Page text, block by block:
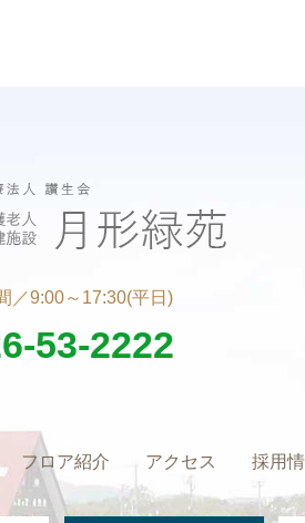
／9:00～17:30(平日)
53-2222
フロア紹介 アクセス 採用